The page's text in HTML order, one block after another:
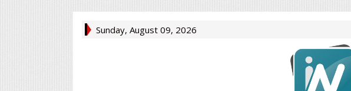
Sunday, August 09, 2026